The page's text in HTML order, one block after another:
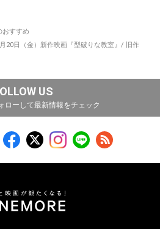
おすすめ
20日（金）新作映画『型破りな教室』/ 旧作
US
ローして最新情報をチェック